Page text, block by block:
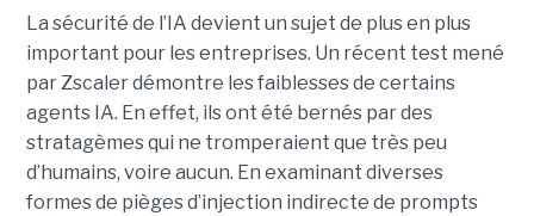
La sécurité de l’IA devient un sujet de plus en plus
important pour les entreprises. Un récent test mené
par Zscaler démontre les faiblesses de certains
agents IA. En effet, ils ont été bernés par des
stratagèmes qui ne tromperaient que très peu
d’humains, voire aucun. En examinant diverses
formes de pièges d’injection indirecte de prompts